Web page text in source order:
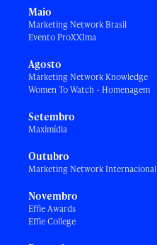
Maio
Marketing Network Brasil
Evento ProXXIma
Agosto
Marketing Network Knowledge
Women To Watch - Homenagem
Setembro
Maximídia
Outubro
Marketing Network Internacional
Novembro
Effie Awards
Effie College